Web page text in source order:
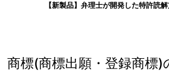
【新製品】弁理士が開発した特許読
商標(商標出願・登録商標)